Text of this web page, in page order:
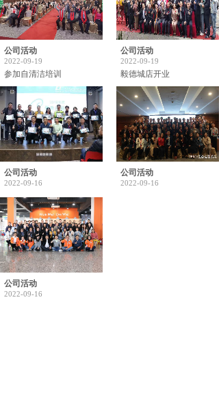
公司活动
2022-09-19
参加自清洁培训
公司活动
2022-09-19
毅德城店开业
公司活动
2022-09-16
公司活动
2022-09-16
公司活动
2022-09-16